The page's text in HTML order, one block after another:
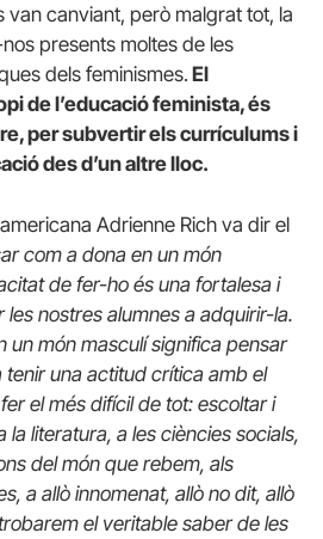
van canviant, però malgrat tot, la
presents moltes de les
dels feminismes. El
de l’educació feminista, és
per subvertir els currículums i
des d’un altre lloc.
Adrienne Rich va dir el
com a dona en un món
de fer-ho és una fortalesa i
nostres alumnes a adquirir-la.
un món masculí significa pensar
una actitud crítica amb el
el més difícil de tot: escoltar i
la literatura, a les ciències socials,
del món que rebem, als
a allò innomenat, allò no dit, allò
el veritable saber de les